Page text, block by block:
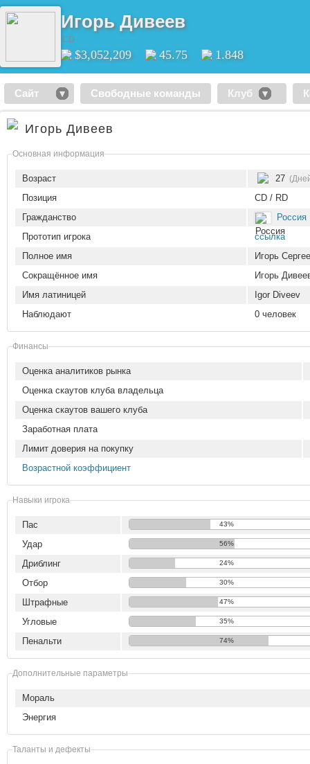
Игорь Дивеев
CD
$3,052,209 45.75 1.848
Сайт Свободные команды Клуб
Игорь Дивеев
Основная информация
Возраст 27
Позиция
CD / RD
Гражданство
Россия
Прототип игрока
ссылка
Полное имя
Игорь
Сокращённое имя
Игорь
Имя латиницей
Igor Diveev
Наблюдают
0 человек
Финансы
Оценка аналитиков рынка
Оценка скаутов клуба владельца
Оценка скаутов вашего клуба
Заработная плата
Лимит доверия на покупку
Возрастной коэффициент
Навыки игрока
Пас 43%
Удар 56%
Дриблинг 24%
Отбор 30%
Штрафные 47%
Угловые 35%
Пенальти 74%
Дополнительные параметры
Мораль
Энергия
Таланты и дефекты